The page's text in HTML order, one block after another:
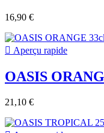
16,90 €
 Aperçu rapide
OASIS
21,10 €